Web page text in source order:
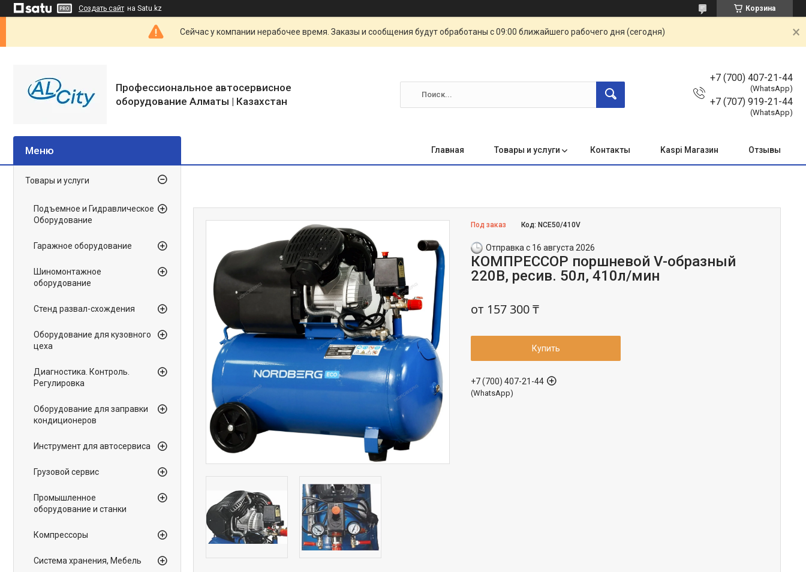
Создать сайт на Satu.kz Корзина
Сейчас у компании нерабочее время. Заказы и сообщения будут обработаны с 09:00 ближайшего рабочего дня (сегодня)
Профессиональное автосервисное
оборудование Алматы | Казахстан
+7 (700) 407-21-44
(WhatsApp)
+7 (707) 919-21-44
(WhatsApp)
Главная Товары и услуги Контакты Kaspi Магазин Отзывы
Под заказ Код: NCE50/410V
Отправка с 16 августа 2026
КОМПРЕССОР поршневой V-образный
220В, ресив. 50л, 410л/мин
от 157 300 ₸
Купить
+7 (700) 407-21-44
(WhatsApp)
Товары и услуги
Подъемное и Гидравлическое
Оборудование
Гаражное оборудование
Шиномонтажное
оборудование
Стенд развал-схождения
Оборудование для кузовного
цеха
Диагностика. Контроль.
Регулировка
Оборудование для заправки
кондиционеров
Инструмент для автосервиса
Грузовой сервис
Промышленное
оборудование и станки
Компрессоры
Система хранения, Мебель